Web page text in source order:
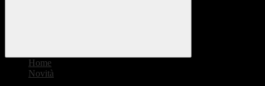
Home
Novità